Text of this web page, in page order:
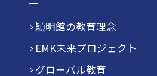
穎明館の教育理念
EMK未来プロジェクト
グローバル教育